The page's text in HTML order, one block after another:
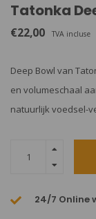
Tatonka
€22,00 TVA incluse
Deep Bowl van
en volumeschaal
natuurlijk voedsel-
24/7 Online